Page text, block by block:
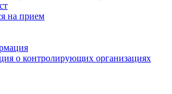
на прием
о контролирующих организациях